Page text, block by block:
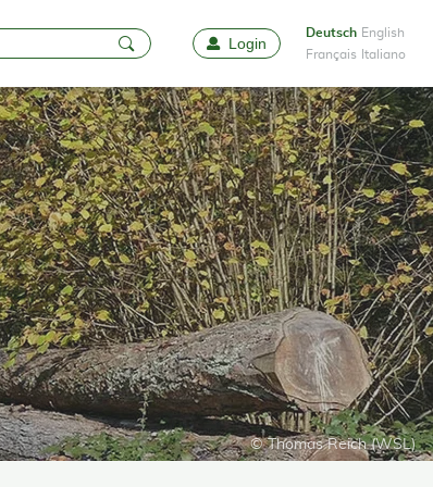
FavoritenLogin
Deutsch English
Français
Italiano
© Thomas Reich (WSL)